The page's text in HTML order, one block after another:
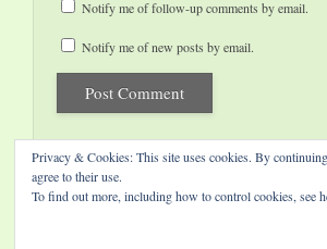
Notify me of follow-up comments by email.
Notify me of new posts by email.
Privacy & Cookies: This site uses cookies. By
agree to their use.
To find out more, including how to control cookies, see